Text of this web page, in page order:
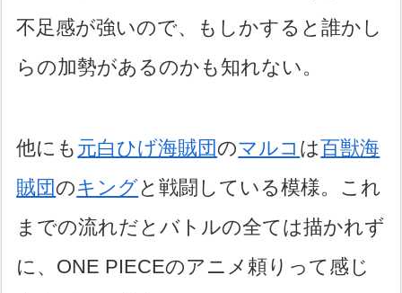
不足感が強いので、もしかすると誰かし
らの加勢があるのかも知れない。
他にも 元白ひげ海賊団のマルコ は百獣海
賊団のキングと戦闘している模様。これ
までの流れだとバトルの全ては描かれず
に、ONE PIECEのアニメ頼りって感じ